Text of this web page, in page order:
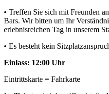
• Treffen Sie sich mit Freunden
Bars. Wir bitten um Ihr
erlebnisreichen Tag in unserem
• Es besteht kein
Einlass: 12:00 Uhr
Eintrittskarte = Fahrkarte